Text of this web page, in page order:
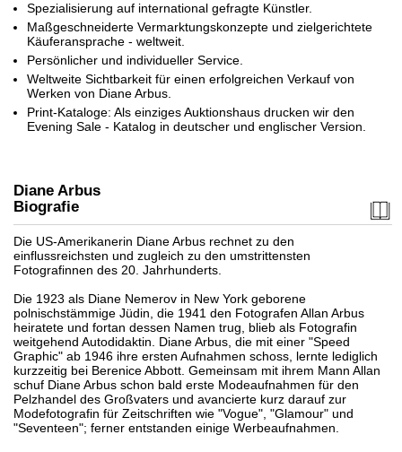
Spezialisierung auf international gefragte Künstler.
Maßgeschneiderte Vermarktungskonzepte und zielgerichtete
Käuferansprache - weltweit.
Persönlicher und individueller Service.
Weltweite Sichtbarkeit für einen erfolgreichen Verkauf von
Werken von Diane Arbus.
Print-Kataloge: Als einziges Auktionshaus drucken wir den
Evening Sale - Katalog in deutscher und englischer Version.
Diane Arbus
Biografie
Die US-Amerikanerin Diane Arbus rechnet zu den
einflussreichsten und zugleich zu den umstrittensten
Fotografinnen des 20. Jahrhunderts.
Die 1923 als Diane Nemerov in New York geborene
polnischstämmige Jüdin, die 1941 den Fotografen Allan Arbus
heiratete und fortan dessen Namen trug, blieb als Fotografin
weitgehend Autodidaktin. Diane Arbus, die mit einer "Speed
Graphic" ab 1946 ihre ersten Aufnahmen schoss, lernte lediglich
kurzzeitig bei Berenice Abbott. Gemeinsam mit ihrem Mann Allan
schuf Diane Arbus schon bald erste Modeaufnahmen für den
Pelzhandel des Großvaters und avancierte kurz darauf zur
Modefotografin für Zeitschriften wie "Vogue", "Glamour" und
"Seventeen"; ferner entstanden einige Werbeaufnahmen.